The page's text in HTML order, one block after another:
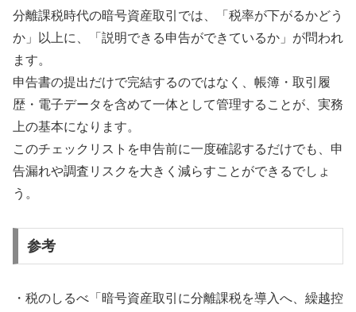
分離課税時代の暗号資産取引では、「税率が下がるかどう
か」以上に、「説明できる申告ができているか」が問われ
ます。
申告書の提出だけで完結するのではなく、帳簿・取引履
歴・電子データを含めて一体として管理することが、実務
上の基本になります。
このチェックリストを申告前に一度確認するだけでも、申
告漏れや調査リスクを大きく減らすことができるでしょ
う。
参考
・税のしるべ「暗号資産取引に分離課税を導入へ、繰越控